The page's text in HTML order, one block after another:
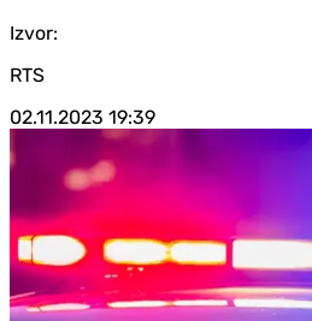
Izvor:
RTS
02.11.2023 19:39